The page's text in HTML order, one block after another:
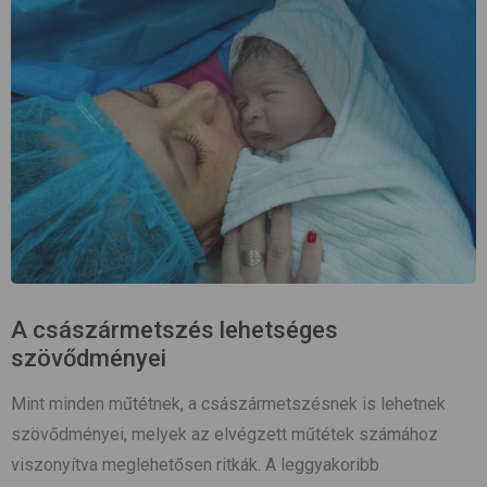
A császármetszés lehetséges
szövődményei
Mint minden műtétnek, a császármetszésnek is lehetnek
szövődményei, melyek az elvégzett műtétek számához
viszonyítva meglehetősen ritkák. A leggyakoribb